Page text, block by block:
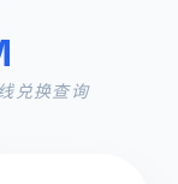
兑换查询